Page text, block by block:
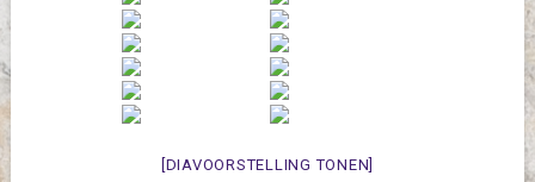
[DIAVOORSTELLING TONEN]